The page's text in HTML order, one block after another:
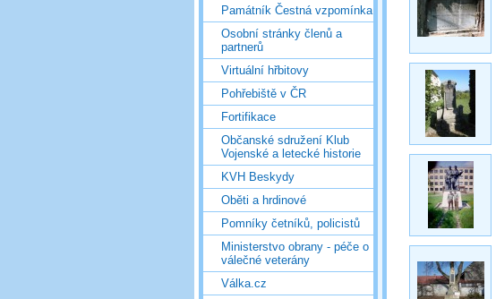
Památník Čestná vzpomínka
Osobní stránky členů a
partnerů
Virtuální hřbitovy
Pohřebiště v ČR
Fortifikace
Občanské sdružení Klub
Vojenské a letecké historie
KVH Beskydy
Oběti a hrdinové
Pomníky četníků, policistů
Ministerstvo obrany - péče o
válečné veterány
Válka.cz